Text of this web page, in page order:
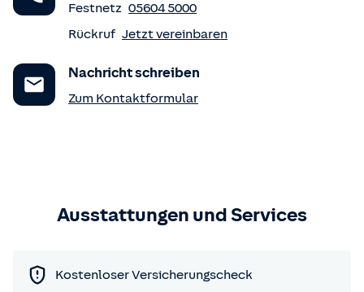
Festnetz 05604 5000
Rückruf Jetzt vereinbaren
Nachricht schreiben
Zum Kontaktformular
Ausstattungen und Services
Kostenloser Versicherungscheck